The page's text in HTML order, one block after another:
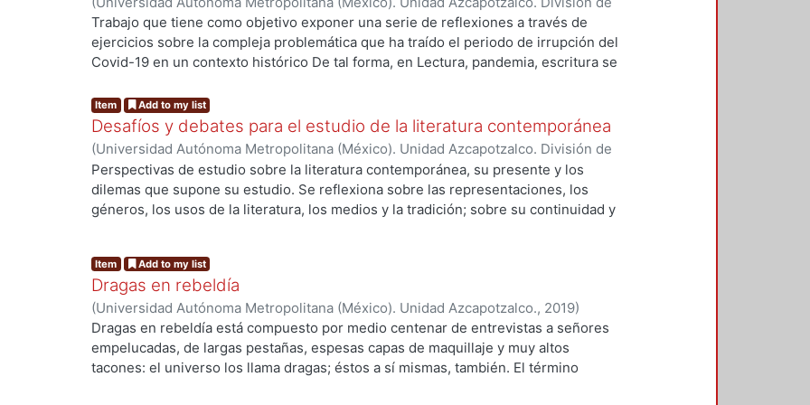
diálogo con autores y autoras casi desconocidos o, en su caso, aportar algo distinto
a lo que se encuentra con más facilidad.
Ciencias Sociales y Humanidades.,2020) Marquet Montiel, Antonio; Garibay
Suárez, Alfredo
Trabajo que tiene como objetivo exponer una serie de reflexiones a través de
ejercicios sobre la compleja problemática que ha traído el periodo de irrupción del
Covid-19 en un contexto histórico De tal forma, en Lectura, pandemia, escritura se
experiencia de usuario y de interacción, basada en textos cuyos protagonistas se
enfrentan al peligro inminente de muerte. Ya sea por las sirenas, como en el caso
de la Odisea, por los vuelcos de la fortuna, como en el cuento X de El Conde
Lucanor. Cada una de estas obras ofrece al estudiante diferentes estrategias
vitales que se elaboran ante la amenaza letal.
Item Add to my list
Desafíos y debates para el estudio de la literatura contemporánea
(Universidad Autónoma Metropolitana (México). Unidad Azcapotzalco. División de
Ciencias Sociales y Humanidades.,2021)Samperio Jiménez, Daniel;Sperling,
Christian;Pappe, Silvia;Franco Neto, Mauro;Diaconu, Diana;Romero Aguirre,
Rocío;Amaro Castro, Lorena;Padilla Chasing, Iván Vicente;Chávez Díaz, Liliana;
Perspectivas de estudio sobre la literatura contemporánea, su presente y los
dilemas que supone su estudio. Se reflexiona sobre las representaciones, los
géneros, los usos de la literatura, los medios y la tradición; sobre su continuidad y
problematizadas de la narrativa; el concepto de género cuyos límites se discuten
frente a expresiones como la autoficción y los géneros testimoniales; la expansión
a medios digitales y ambientes performativos. Con este trabajo, se busca ofrecer
un punto de partida para la discusión sobre el estudio de la creación literaria en
América Latina, en un momento en que su manifestación es al mismo tiempo una
crítica a sus convenciones.
Item Add to my list
Dragas en rebeldía
(Universidad Autónoma Metropolitana (México). Unidad Azcapotzalco., 2019)
Marquet, Antonio
Dragas en rebeldía está compuesto por medio centenar de entrevistas a señores
empelucadas, de largas pestañas, espesas capas de maquillaje y muy altos
tacones: el universo los llama dragas; éstos a sí mismas, también. El término